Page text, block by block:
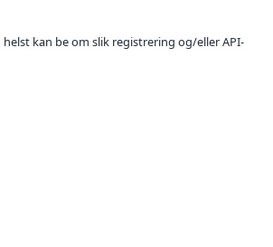
kan be om slik registrering og/eller API-